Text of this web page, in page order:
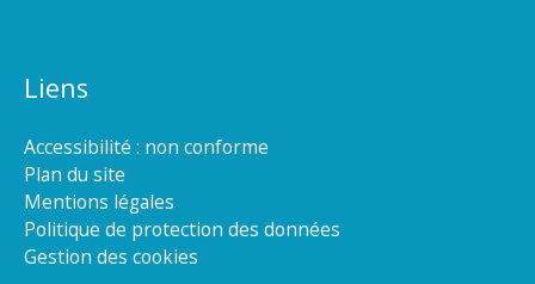
Liens
Accessibilité : non conforme
Plan du site
Mentions légales
Politique de protection des données
Gestion des cookies